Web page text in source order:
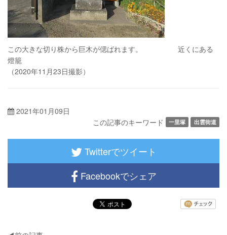
この大きな切り株から巨木が偲ばれます。 近くにある
燈籠
（2020年11月23日撮影）
2021年01月09日
この記事のキーワード
一里塚 出雲街道
Twitterでツイート
Facebookでシェア